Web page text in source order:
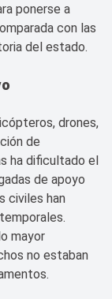
ponerse a
con las
del estado.
drones,
de
ha dificultado el
de apoyo
civiles han
mayor
no estaban